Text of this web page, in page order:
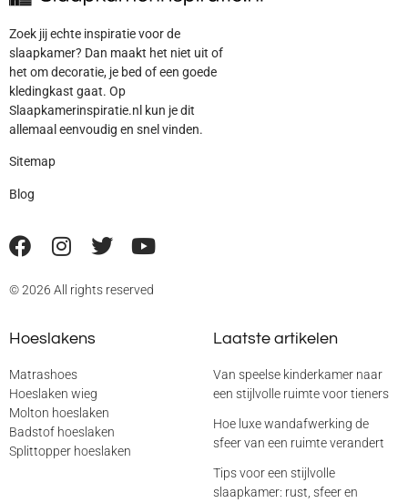
Zoek jij echte inspiratie voor de
slaapkamer? Dan maakt het niet uit of
het om decoratie, je bed of een goede
kledingkast gaat. Op
Slaapkamerinspiratie.nl kun je dit
allemaal eenvoudig en snel vinden.
Sitemap
Blog
© 2026 All rights reserved
Hoeslakens
Matrashoes
Hoeslaken wieg
Molton hoeslaken
Badstof hoeslaken
Splittopper hoeslaken
Laatste artikelen
Van speelse kinderkamer naar
een stijlvolle ruimte voor tieners
Hoe luxe wandafwerking de
sfeer van een ruimte verandert
Tips voor een stijlvolle
slaapkamer: rust, sfeer en